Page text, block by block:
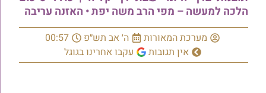
הלכה למעשה – מפי הרב משה יפת • האזנה עריבה
מערכת המאורות ה׳ אב תש״פ
00:57
אין תגובות
עקבו אחרינו בגוגל